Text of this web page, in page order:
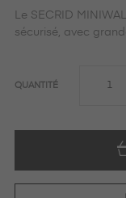
Le SECRID
sécurisé, avec
QUANTITÉ